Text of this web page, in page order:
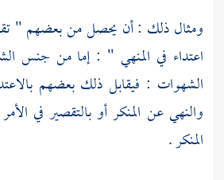
ومثال ذلك : أن يحصل من بعضهم "
اعتداء في المنهي " : إما من جنس
الشهوات : فيقابل ذلك بعضهم
والنهي عن المنكر أو بالتقصير في
المنكر .